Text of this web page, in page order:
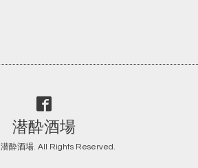
潜酔酒場
潜酔酒場. All Rights Reserved.